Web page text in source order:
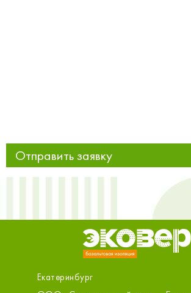
Отправить заявку
Екатеринбург